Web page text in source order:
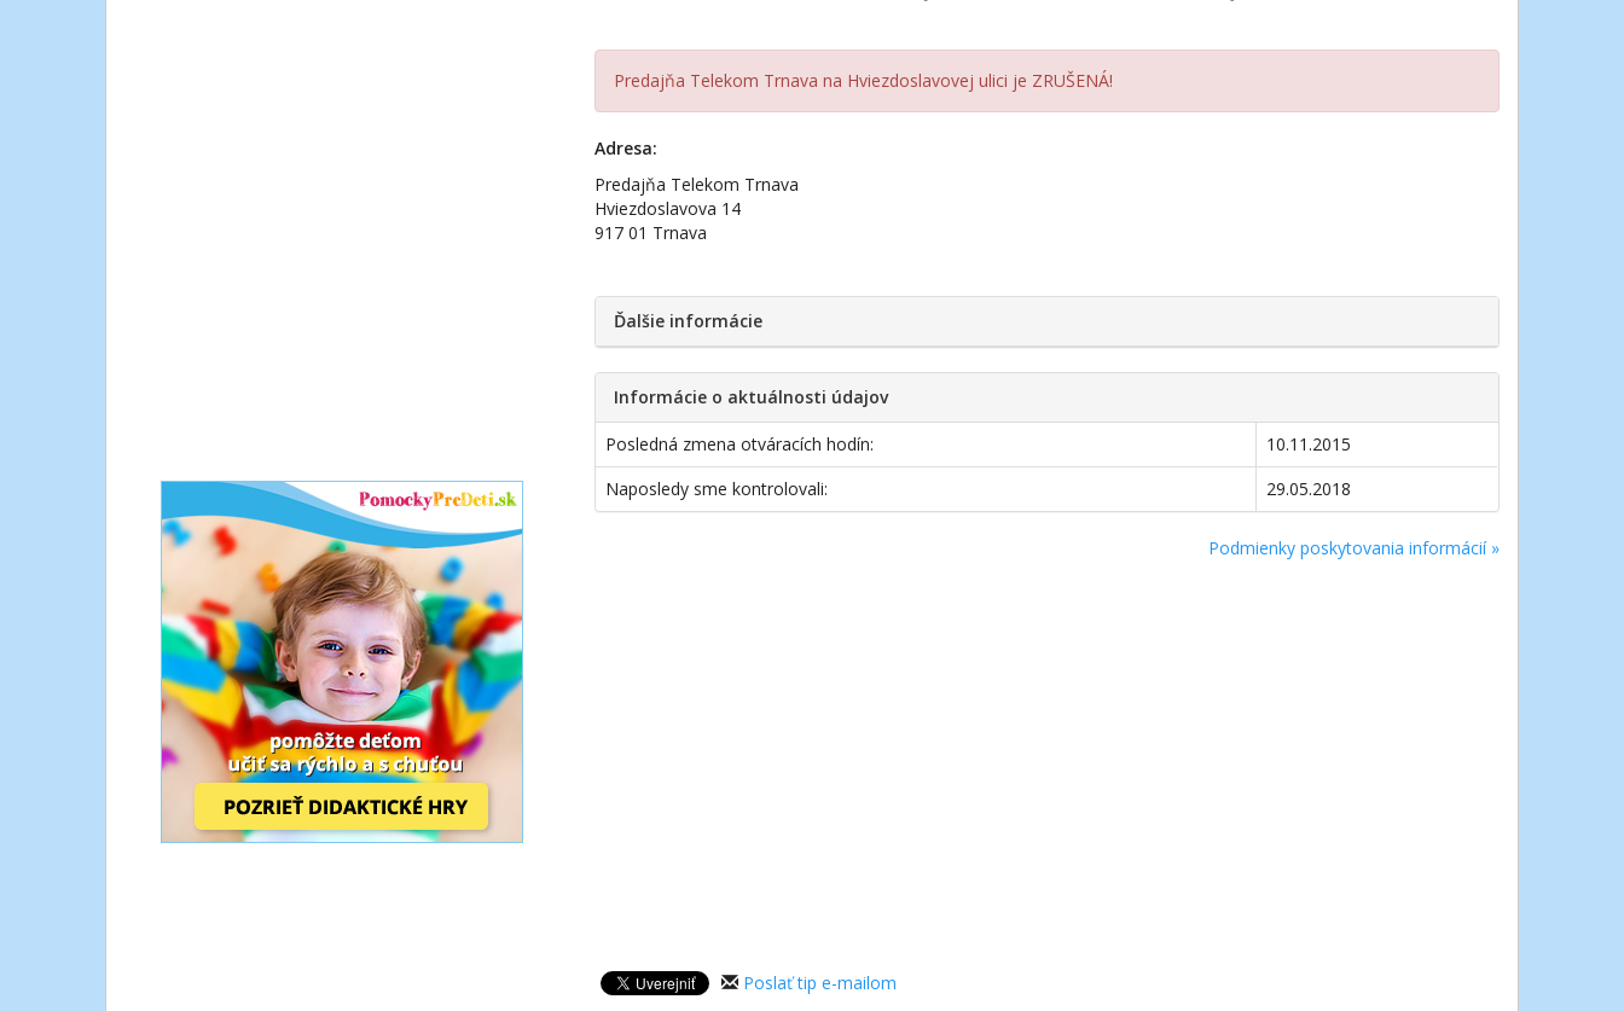
Predajňa Telekom Trnava na Hviezdoslavovej ulici je ZRUŠENÁ!
Adresa:
Predajňa Telekom Trnava
Hviezdoslavova 14
917 01 Trnava
Ďalšie informácie
Informácie o aktuálnosti údajov
Posledná zmena otváracích hodín:
10.11.2015
Naposledy sme kontrolovali:
29.05.2018
Podmienky poskytovania informácií »
Poslať tip e-mailom